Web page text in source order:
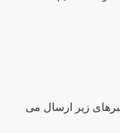
زیر ارسال می